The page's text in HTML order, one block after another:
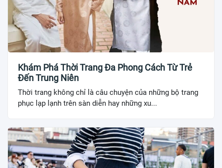
Khám Phá Thời Trang Đa Phong Cách Từ Trẻ
Đến Trung Niên
Thời trang không chỉ là câu chuyện của những bộ trang
phục lạp lạnh trên sàn diễn hay những xu...